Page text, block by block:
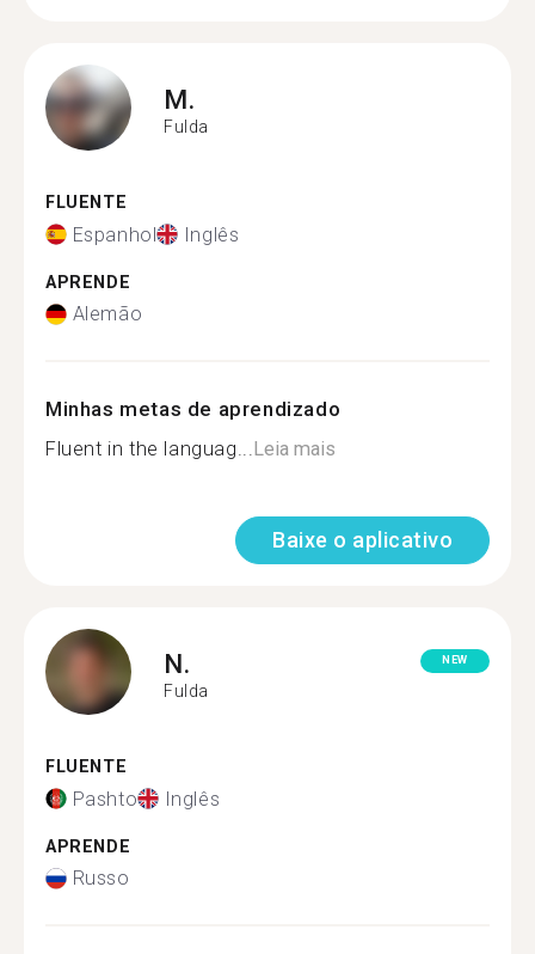
M.
Fulda
FLUENTE
Espanhol Inglês
APRENDE
Alemão
Minhas metas de aprendizado
Fluent in the languag...Leia mais
Baixe o aplicativo
N.
Fulda
NEW
FLUENTE
Pashto Inglês
APRENDE
Russo